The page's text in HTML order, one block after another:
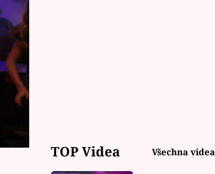
TOP Videa Všechna videa